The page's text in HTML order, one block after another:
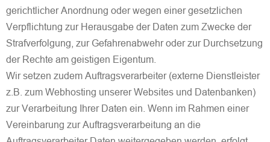
gerichtlicher Anordnung oder wegen einer gesetzlichen
Verpflichtung zur Herausgabe der Daten zum Zwecke der
Strafverfolgung, zur Gefahrenabwehr oder zur Durchsetzung
der Rechte am geistigen Eigentum.
Wir setzen zudem Auftragsverarbeiter (externe Dienstleister
z.B. zum Webhosting unserer Websites und Datenbanken)
zur Verarbeitung Ihrer Daten ein. Wenn im Rahmen einer
Vereinbarung zur Auftragsverarbeitung an die